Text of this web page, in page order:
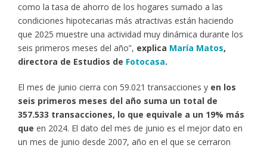
como la tasa de ahorro de los hogares sumado a las
condiciones hipotecarias más atractivas están haciendo
que 2025 muestre una actividad muy dinámica durante los
seis primeros meses del año”, explica María Matos,
directora de Estudios de Fotocasa.
El mes de junio cierra con 59.021 transacciones y en los
seis primeros meses del año suma un total de
357.533 transacciones, lo que equivale a un 19% más
que en 2024. El dato del mes de junio es el mejor dato en
un mes de junio desde 2007, año en el que se cerraron